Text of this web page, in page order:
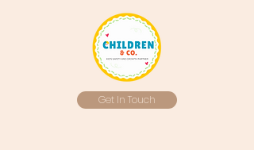
Get In Touch